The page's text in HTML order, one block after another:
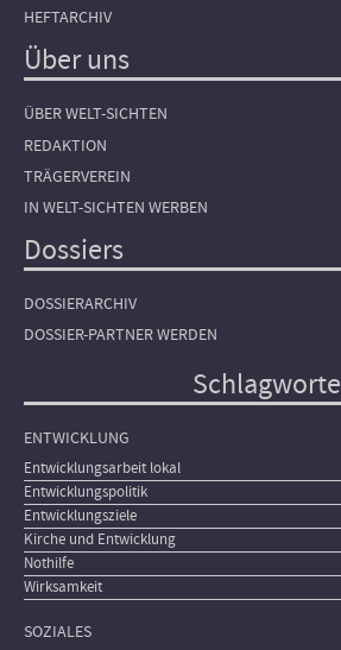
HEFTARCHIV
Über uns
ÜBER WELT-SICHTEN
REDAKTION
TRÄGERVEREIN
IN WELT-SICHTEN WERBEN
Dossiers
DOSSIERARCHIV
DOSSIER-PARTNER WERDEN
Schlagworte
ENTWICKLUNG
Entwicklungsarbeit lokal
Entwicklungspolitik
Entwicklungsziele
Kirche und Entwicklung
Nothilfe
Wirksamkeit
SOZIALES